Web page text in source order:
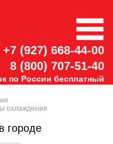
+7 (927) 668-44-00
8 (800) 707-51-40
по России бесплатный
охлаждения
городе